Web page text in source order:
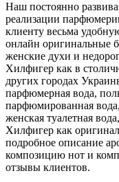
Наш постоянно
реализации
клиенту весьма
онлайн оригинальные
женские духи и
Хилфигер как в
других городах
парфюмерная вода,
парфюмированная
женская туалетная
Хилфигер как
подробное описание
композицию нот и
отзывы клиентов.